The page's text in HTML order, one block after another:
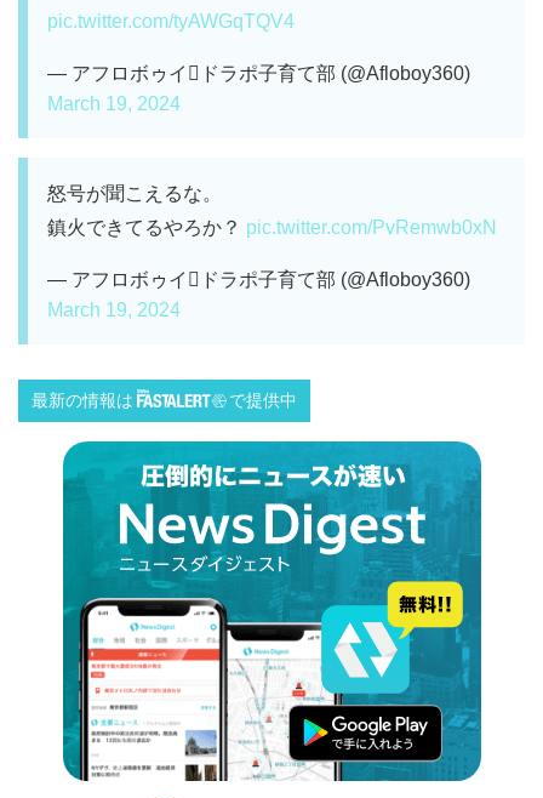
pic.twitter.com/tyAWGqTQV4
— アフロボゥイドラポ子育て部 (@Afloboy360)
March 19, 2024
怒号が聞こえるな。
鎮火できてるやろか？ pic.twitter.com/PvRemwb0xN
— アフロボゥイドラポ子育て部 (@Afloboy360)
March 19, 2024
最新の情報は で提供中